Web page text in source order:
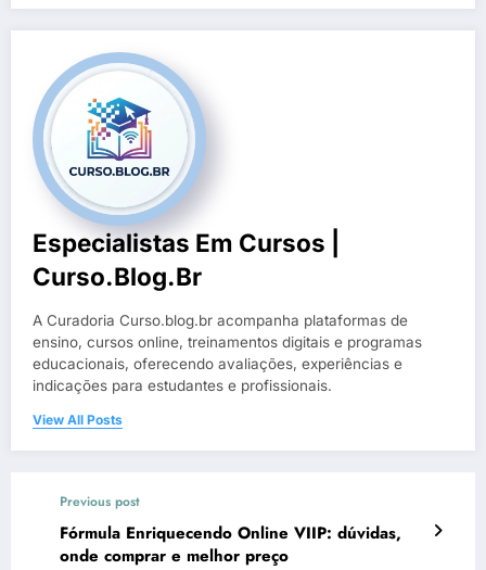
Especialistas Em Cursos |
Curso.blog.br
A Curadoria Curso.blog.br acompanha plataformas de
ensino, cursos online, treinamentos digitais e programas
educacionais, oferecendo avaliações, experiências e
indicações para estudantes e profissionais.
View All Posts
Previous post
Fórmula Enriquecendo Online VIIP: dúvidas,
onde comprar e melhor preço